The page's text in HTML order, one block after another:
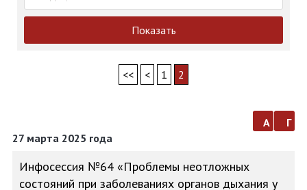
Показать
<< < 1 2
27 марта 2025 года
а г
Инфосессия №64 «Проблемы неотложных
состояний при заболеваниях органов дыхания у